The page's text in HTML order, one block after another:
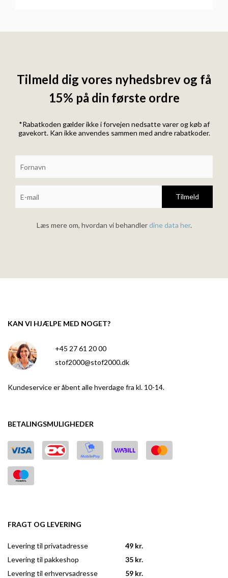
Tilmeld dig vores nyhedsbrev og få
15% på din første ordre
*Rabatkoden gælder ikke i forvejen nedsatte varer og køb af
gavekort. Kan ikke anvendes sammen med andre rabatkoder.
Tilmeld
Læs mere om, hvordan vi behandlerdine data her.
KAN VI HJÆLPE MED NOGET?
+45 27 61 20 00
stof2000@stof2000.dk
Kundeservice er åbent alle hverdage fra kl. 10-14.
BETALINGSMULIGHEDER
FRAGT OG LEVERING
Levering til privatadresse
Levering til pakkeshop
Levering til erhvervsadresse
49 kr.
35 kr.
59 kr.